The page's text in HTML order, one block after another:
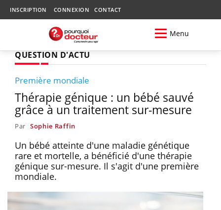
INSCRIPTION CONNEXION CONTACT
Menu
QUESTION D'ACTU
Première mondiale
Thérapie génique : un bébé sauvé
grâce à un traitement sur-mesure
Par Sophie Raffin
Un bébé atteinte d'une maladie génétique
rare et mortelle, a bénéficié d'une thérapie
génique sur-mesure. Il s'agit d'une première
mondiale.